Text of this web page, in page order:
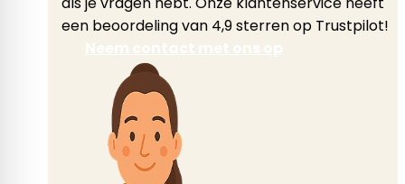
een beoordeling van 4,9 sterren op Trustpilot!